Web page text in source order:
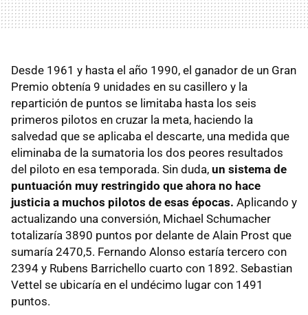
Desde 1961 y hasta el año 1990, el ganador de un Gran
Premio obtenía 9 unidades en su casillero y la
repartición de puntos se limitaba hasta los seis
primeros pilotos en cruzar la meta, haciendo la
salvedad que se aplicaba el descarte, una medida que
eliminaba de la sumatoria los dos peores resultados
del piloto en esa temporada. Sin duda, un sistema de
puntuación muy restringido que ahora no hace
justicia a muchos pilotos de esas épocas. Aplicando y
actualizando una conversión, Michael Schumacher
totalizaría 3890 puntos por delante de Alain Prost que
sumaría 2470,5. Fernando Alonso estaría tercero con
2394 y Rubens Barrichello cuarto con 1892. Sebastian
Vettel se ubicaría en el undécimo lugar con 1491
puntos.